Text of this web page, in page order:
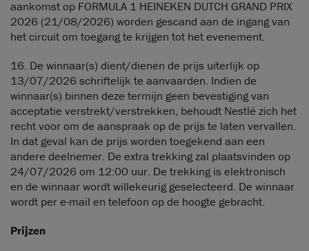
aankomst op FORMULA 1 HEINEKEN DUTCH GRAND PRIX
2026 (21/08/2026) worden gescand aan de ingang van
het circuit om toegang te krijgen tot het evenement.
16. De winnaar(s) dient/dienen de prijs uiterlijk op
13/07/2026 schriftelijk te aanvaarden. Indien de
winnaar(s) binnen deze termijn geen bevestiging van
acceptatie verstrekt/verstrekken, behoudt Nestlé zich het
recht voor om de aanspraak op de prijs te laten vervallen.
In dat geval kan de prijs worden toegekend aan een
andere deelnemer. De extra trekking zal plaatsvinden op
24/07/2026 om 12:00 uur. De trekking is elektronisch
en de winnaar wordt willekeurig geselecteerd. De winnaar
wordt per e-mail en telefoon op de hoogte gebracht.
Prijzen